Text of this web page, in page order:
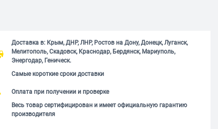
Доставка в: Крым, ДНР, ЛНР, Ростов на Дону, Донецк, Луганск,
Мелитополь, Скадовск, Краснодар, Бердянск, Мариуполь,
Энергодар, Геническ.
Самые короткие сроки доставки
Оплата при получении и проверке
Весь товар сертифицирован и имеет официальную гарантию
производителя